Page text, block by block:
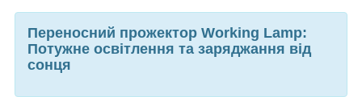
Переносний прожектор Working Lamp:
Потужне освітлення та заряджання від
сонця